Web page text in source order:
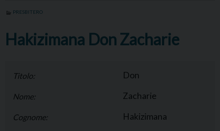
PRESBITERO
Hakizimana Don Zacharie
Titolo: Don
Nome: Zacharie
Cognome: Hakizimana